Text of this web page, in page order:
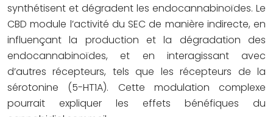
synthétisent et dégradent les endocannabinoïdes. Le
CBD module l’activité du SEC de manière indirecte, en
influençant la production et la dégradation des
endocannabinoïdes, et en interagissant avec
d’autres récepteurs, tels que les récepteurs de la
sérotonine (5-HT1A). Cette modulation complexe
pourrait expliquer les effets bénéfiques du